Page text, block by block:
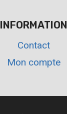
INFORMATION
Contact
Mon compte